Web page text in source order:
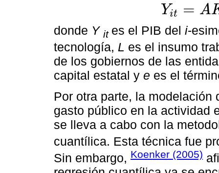
Yit = A
Yit =AK αLβG γeui
donde Y it es el PIB del i-
tecnología, L es el insumo
de los gobiernos de las
capital estatal y e es el
Por otra parte, la
gasto público en la actividad
se lleva a cabo con la
cuantílica. Esta técnica fue
Sin embargo, Koenker (2005)